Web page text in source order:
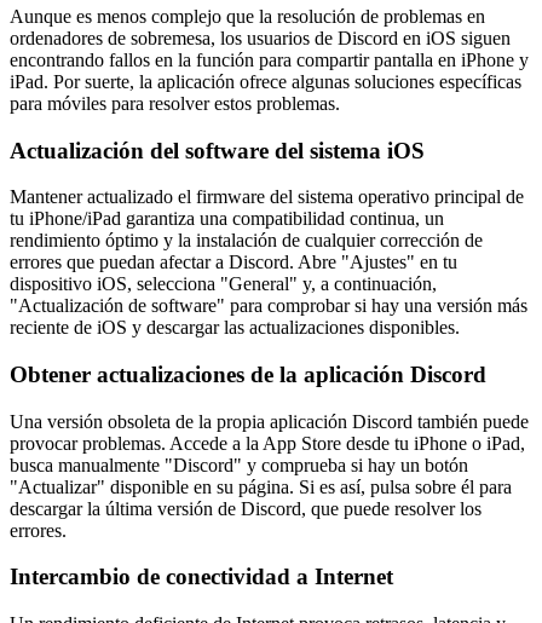
Aunque es menos complejo que la resolución de problemas en
ordenadores de sobremesa, los usuarios de Discord en iOS siguen
encontrando fallos en la función para compartir pantalla en iPhone y
iPad. Por suerte, la aplicación ofrece algunas soluciones específicas
para móviles para resolver estos problemas.
Actualización del software del sistema iOS
Mantener actualizado el firmware del sistema operativo principal de
tu iPhone/iPad garantiza una compatibilidad continua, un
rendimiento óptimo y la instalación de cualquier corrección de
errores que puedan afectar a Discord. Abre "Ajustes" en tu
dispositivo iOS, selecciona "General" y, a continuación,
"Actualización de software" para comprobar si hay una versión más
reciente de iOS y descargar las actualizaciones disponibles.
Obtener actualizaciones de la aplicación Discord
Una versión obsoleta de la propia aplicación Discord también puede
provocar problemas. Accede a la App Store desde tu iPhone o iPad,
busca manualmente "Discord" y comprueba si hay un botón
"Actualizar" disponible en su página. Si es así, pulsa sobre él para
descargar la última versión de Discord, que puede resolver los
errores.
Intercambio de conectividad a Internet